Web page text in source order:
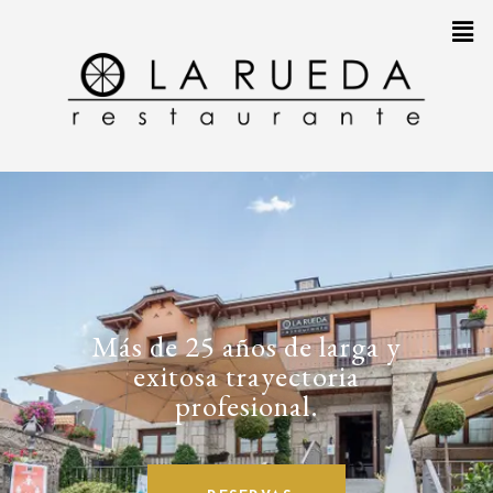
Más de 25 años de larga y
exitosa trayectoria
profesional.